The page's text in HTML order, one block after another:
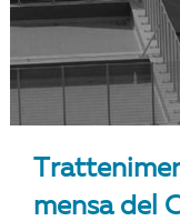
mensa del